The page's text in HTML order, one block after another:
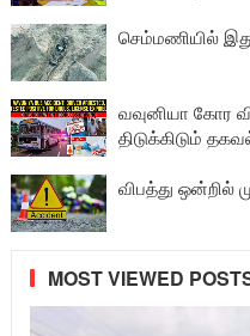
செம்மணியில்
வவுனியா கோர
திடுக்கிடும்
விபத்து ஒன்றில்
MOST VIEWED